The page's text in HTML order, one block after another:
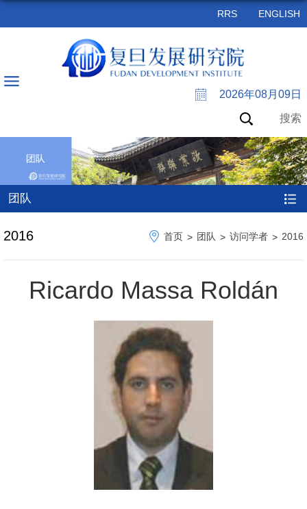
RRS ENGLISH
2026年08月09日
搜索
团队
2016 首页 > 团队 > 访问学者 > 2016
Ricardo Massa Roldán